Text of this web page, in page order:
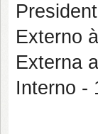
Externo
Externa
Interno -